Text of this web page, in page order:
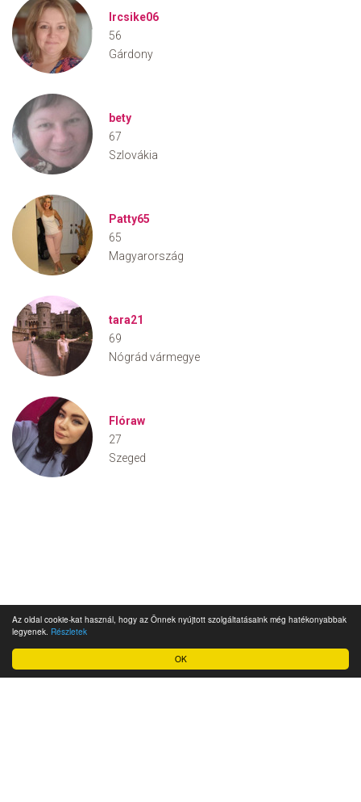
OK
Az oldal cookie-kat használ, hogy az Önnek nyújtott szolgáltatásaink még hatékonyabbak
legyenek. Részletek
Ircsike06
56
Gárdony
bety
67
Szlovákia
Patty65
65
Magyarország
tara21
69
Nógrád vármegye
Flóraw
27
Szeged